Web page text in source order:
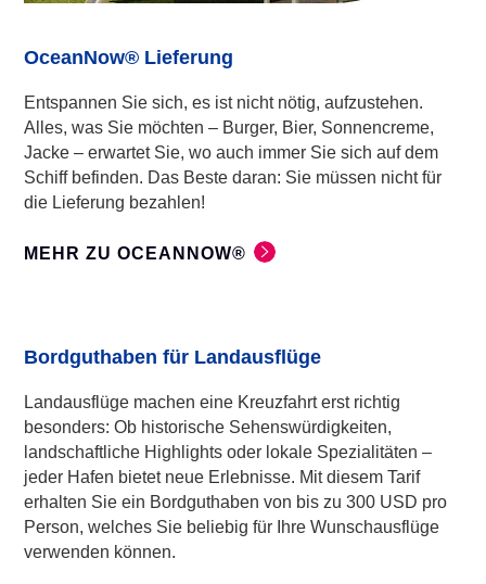
OceanNow® Lieferung
Entspannen Sie sich, es ist nicht nötig, aufzustehen.
Alles, was Sie möchten – Burger, Bier, Sonnencreme,
Jacke – erwartet Sie, wo auch immer Sie sich auf dem
Schiff befinden. Das Beste daran: Sie müssen nicht für
die Lieferung bezahlen!
MEHR ZU OCEANNOW®
Bordguthaben für Landausflüge
Landausflüge machen eine Kreuzfahrt erst richtig
besonders: Ob historische Sehenswürdigkeiten,
landschaftliche Highlights oder lokale Spezialitäten –
jeder Hafen bietet neue Erlebnisse. Mit diesem Tarif
erhalten Sie ein Bordguthaben von bis zu 300 USD pro
Person, welches Sie beliebig für Ihre Wunschausflüge
verwenden können.